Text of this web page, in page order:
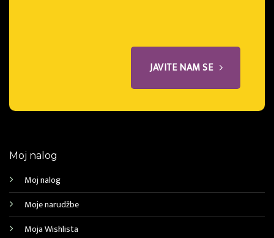
JAVITE NAM SE
Moj nalog
Moj nalog
Moje narudžbe
Moja Wishlista